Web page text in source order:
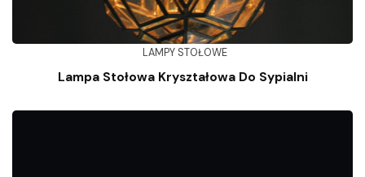
LAMPY STOŁOWE
Lampa Stołowa Kryształowa Do Sypialni